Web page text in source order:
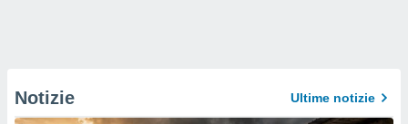
Notizie Ultime notizie